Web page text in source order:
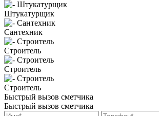
Штукатурщик
Сантехник
Строитель
Строитель
Строитель
Быстрый вызов сметчика
Быстрый вызов сметчика